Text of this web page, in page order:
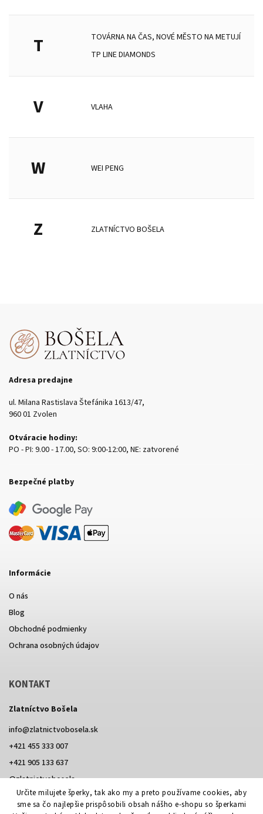
Určite milujete šperky, tak ako my a preto používame cookies, aby
sme sa čo najlepšie prispôsobili obsah nášho e-shopu so šperkami
T
TOVÁRNA NA ČAS, NOVÉ MĚSTO NA METUJÍ
TP LINE DIAMONDS
V VLAHA
W WEI PENG
Z ZLATNÍCTVO BOŠELA
Adresa predajne
ul. Milana Rastislava Štefánika 1613/47,
960 01 Zvolen
Otváracie hodiny:
PO - PI: 9.00 - 17.00, SO: 9:00-12:00, NE: zatvorené
Bezpečné platby
Informácie
O nás
Blog
Obchodné podmienky
Ochrana osobných údajov
KONTAKT
Zlatníctvo Bošela
info@zlatnictvobosela.sk
+421 455 333 007
+421 905 133 637
@zlatnictvobosela
FacebookInstagram@zlatnictvobosela